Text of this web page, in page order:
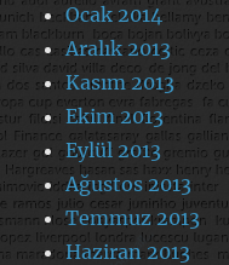
Ocak 2014
Aralık 2013
Kasım 2013
Ekim 2013
Eylül 2013
Ağustos 2013
Temmuz 2013
Haziran 2013